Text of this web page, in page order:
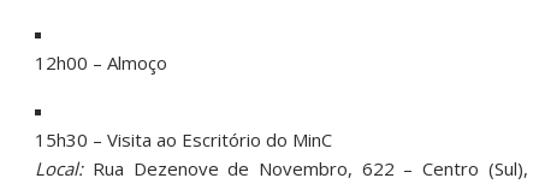
12h00 – Almoço
15h30 – Visita ao Escritório do MinC
Local:Rua Dezenove de Novembro, 622 – Centro (Sul),